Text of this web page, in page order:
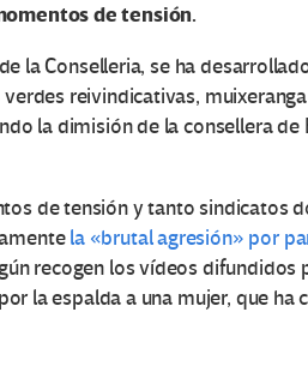
de tensión.
la Conselleria, se ha
reivindicativas,
la dimisión de la consellera de
de tensión y tanto sindicatos
la «brutal agresión» por
recogen los vídeos difundidos
la espalda a una mujer, que ha